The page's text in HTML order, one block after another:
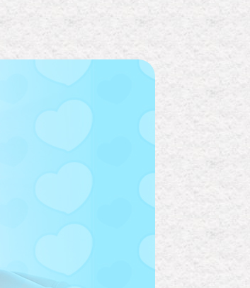
Produk Terlaris
Lihat semua produk